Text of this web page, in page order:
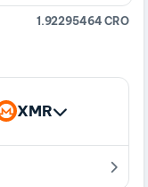
1.92295464 CRO
XMR